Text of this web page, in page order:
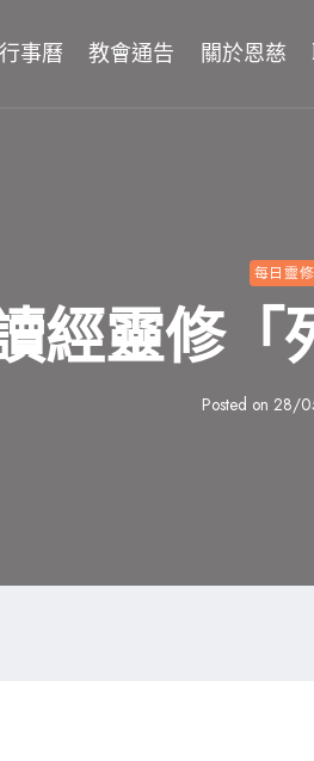
行事曆 教會通告 關於恩慈
每日靈修
經靈修「
Posted on 28/